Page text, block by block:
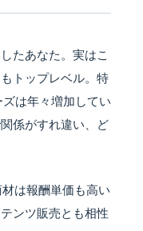
たあなた。実はこ
トップレベル。特
は年々増加してい
係がすれ違い、ど
は報酬単価も高い
ンツ販売とも相性